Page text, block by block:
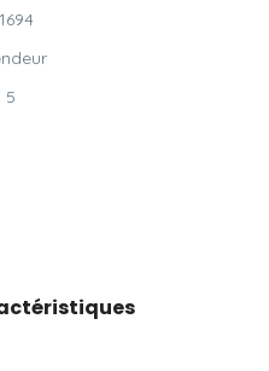
1694
5